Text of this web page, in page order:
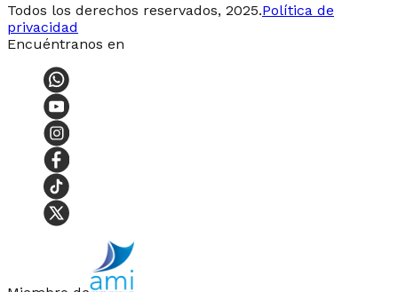
Todos los derechos reservados, 2025.Política de
privacidad
Encuéntranos en